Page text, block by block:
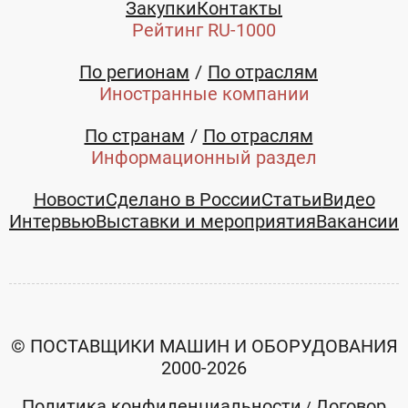
sergei_prohorov@mail.ru
7021896
область
Бобинорезки
ЗакупкиКонтакты
Рейтинг RU-1000
По регионам
По отраслям
Иностранные компании
По странам
По отраслям
Информационный раздел
НовостиСделано в РоссииСтатьиВидео
ИнтервьюВыставки и мероприятияВакансии
© ПОСТАВЩИКИ МАШИН И ОБОРУДОВАНИЯ
2000-2026